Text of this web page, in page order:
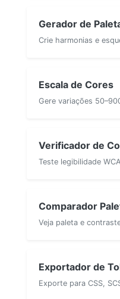
Gerador de
Crie harmonias e
Escala de Cores
Gere variações
Verificador de
Teste legibilidade
Comparador
Veja paleta e
Exportador de
Exporte para CSS,